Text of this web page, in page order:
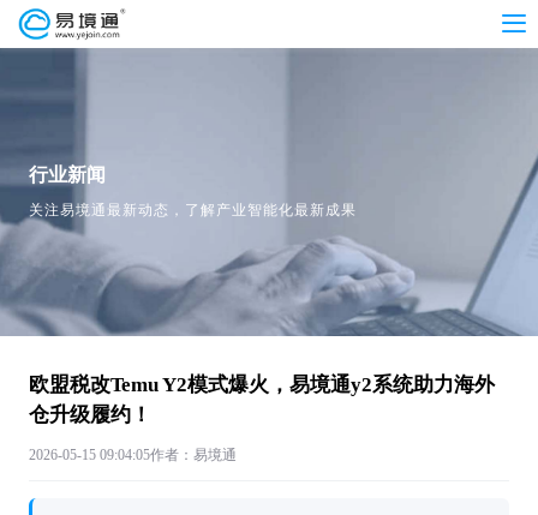
行业新闻
关注易境通最新动态，了解产业智能化最新成果
欧盟税改Temu Y2模式爆火，易境通y2系统助力海外
仓升级履约！
2026-05-15 09:04:05作者：易境通